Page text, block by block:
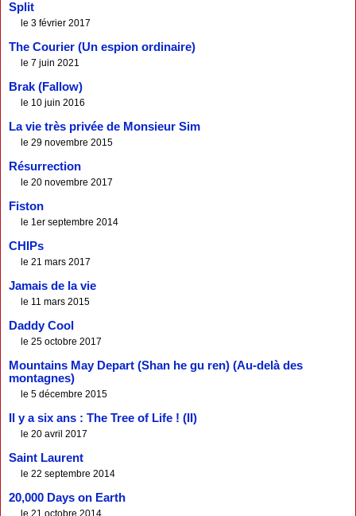
Split
le 3 février 2017
The Courier (Un espion ordinaire)
le 7 juin 2021
Brak (Fallow)
le 10 juin 2016
La vie très privée de Monsieur Sim
le 29 novembre 2015
Résurrection
le 20 novembre 2017
Fiston
le 1er septembre 2014
CHIPs
le 21 mars 2017
Jamais de la vie
le 11 mars 2015
Daddy Cool
le 25 octobre 2017
Mountains May Depart (Shan he gu ren) (Au-delà des
montagnes)
le 5 décembre 2015
Il y a six ans : The Tree of Life ! (II)
le 20 avril 2017
Saint Laurent
le 22 septembre 2014
20,000 Days on Earth